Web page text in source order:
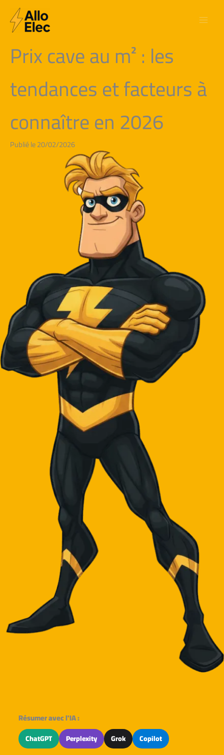
contenu
Prix cave au m² : les
tendances et facteurs à
connaître en 2026
Publié le 20/02/2026
Résumer avec l'IA :
ChatGPT Perplexity Grok Copilot